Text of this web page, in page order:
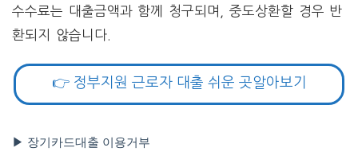
수수료는 대출금액과 함께 청구되며, 중도상환할 경우 반
환되지 않습니다.
👉 정부지원 근로자 대출 쉬운 곳알아보기
▶ 장기카드대출 이용거부